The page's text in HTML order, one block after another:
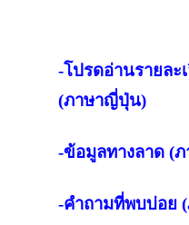
-โปรดอ่านรายละ
(ภาษาญี่ปุ่น)
-ข้อมูลทางลาด (
-คำถามที่พบบ่อย